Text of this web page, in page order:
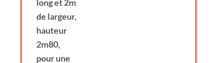
long et 2m
de largeur,
hauteur
2m80,
pour une